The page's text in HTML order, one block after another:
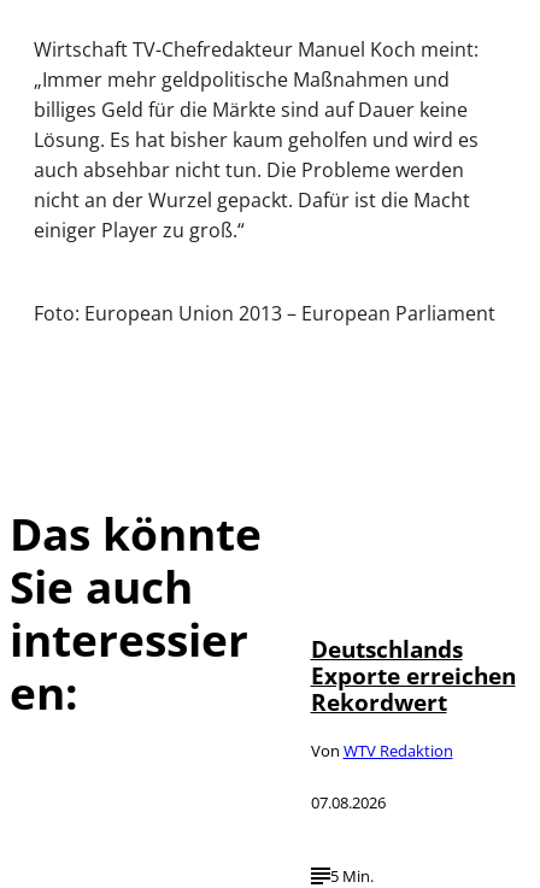
Wirtschaft TV-Chefredakteur Manuel Koch meint:
„Immer mehr geldpolitische Maßnahmen und
billiges Geld für die Märkte sind auf Dauer keine
Lösung. Es hat bisher kaum geholfen und wird es
auch absehbar nicht tun. Die Probleme werden
nicht an der Wurzel gepackt. Dafür ist die Macht
einiger Player zu groß.“
Foto: European Union 2013 – European Parliament
Das könnte
Sie auch
interessier
en:
Deutschlands
Exporte erreichen
Rekordwert
Von WTV Redaktion
07.08.2026
5 Min.